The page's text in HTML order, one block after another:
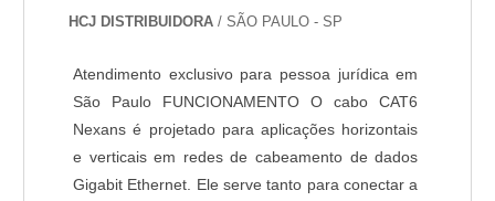
HCJ DISTRIBUIDORA/ SÃO PAULO - SP
Atendimento exclusivo para pessoa jurídica em
São Paulo FUNCIONAMENTO O cabo CAT6
Nexans é projetado para aplicações horizontais
e verticais em redes de cabeamento de dados
Gigabit Ethernet. Ele serve tanto para conectar a